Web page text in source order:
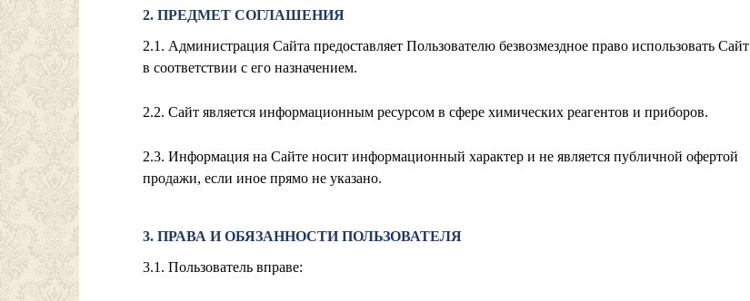
2. ПРЕДМЕТ СОГЛАШЕНИЯ
2.1. Администрация Сайта предоставляет Пользователю безвозмездное право использовать Сайт
в соответствии с его назначением.
2.2. Сайт является информационным ресурсом в сфере химических реагентов и приборов.
2.3. Информация на Сайте носит информационный характер и не является публичной офертой
продажи, если иное прямо не указано.
3. ПРАВА И ОБЯЗАННОСТИ ПОЛЬЗОВАТЕЛЯ
3.1. Пользователь вправе: